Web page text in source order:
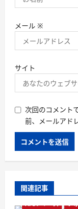
メール ※
サイト
次回のコメント
前、メールアド
関連記事
AFSシリーズ フ